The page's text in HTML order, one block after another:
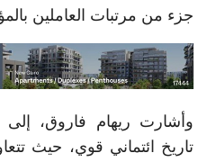
جزء من مرتبات العاملين
وأشارت ريهام فاروق،